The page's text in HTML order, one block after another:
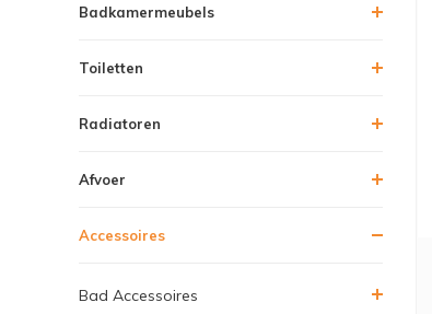
Badkamermeubels
Toiletten
Radiatoren
Afvoer
Accessoires
Bad Accessoires